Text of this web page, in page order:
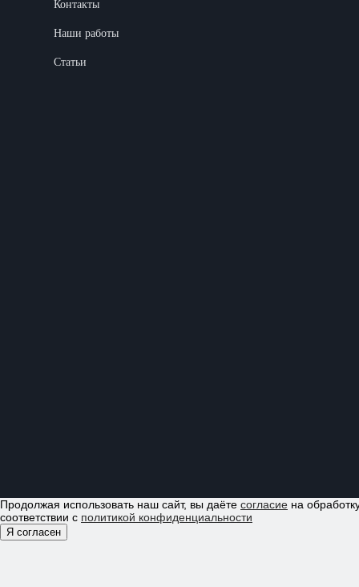
Контакты
Наши работы
Статьи
Продолжая использовать наш сайт, вы даёте согласие на
соответствии с политикой конфиденциальности
Я согласен